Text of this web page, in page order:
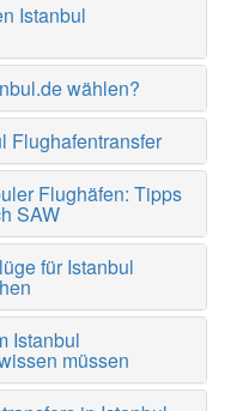
Istanbul
wählen?
Flughafentransfer
Flughäfen: Tipps
SAW
für Istanbul
Istanbul
müssen